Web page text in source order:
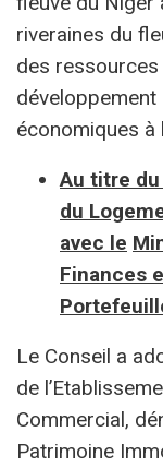
riveraines du
des ressources
économiques à
Au titre
du
avec le
Finances
Le Conseil a
de
Commercial,
Patrimoine